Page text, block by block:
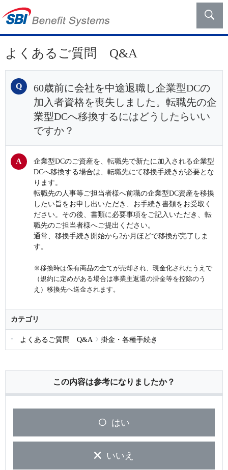
よくあるご質問 Q&A
60歳前に会社を中途退職し企業型DCの
加入者資格を喪失しました。転職先の企
業型DCへ移換するにはどうしたらいい
ですか？
企業型DCのご資産を、転職先で新たに加入される企業型
DCへ移換する場合は、転職先にて移換手続きが必要とな
ります。
転職先の人事等ご担当者様へ前職の企業型DC資産を移換
したい旨をお申し出いただき、お手続き書類をお受取く
ださい。その後、書類に必要事項をご記入いただき、転
職先のご担当者様へご提出ください。
通常、移換手続き開始から2か月ほどで移換が完了しま
す。
※移換時は保有商品の全てが売却され、現金化されたうえで
（規約に定めがある場合は事業主返還の掛金等を控除のう
え）移換先へ送金されます。
カテゴリ
よくあるご質問 Q&A 掛金・各種手続き
この内容は参考になりましたか？
はい
いいえ